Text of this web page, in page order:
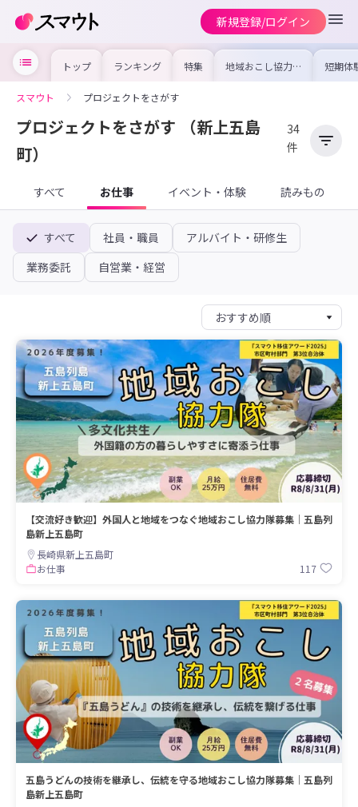
新規登録/ログイン
トップ ランキング 特集 地域おこし協力隊
の求人やイベント
を集めました！仕
けよう
短期体
り〜数
域を知
スマウト プロジェクトをさがす
プロジェクトをさがす
（新上五島
町）
34
件
すべて お仕事 イベント・体験 読みもの
すべて 社員・職員
アルバイト・研修生
業務委託
自営業・経営
【交流好き歓迎】外国人と地域をつなぐ地域おこし協力隊募集｜五島列
島新上五島町
長崎県新上五島町
お仕事
117
五島うどんの技術を継承し、伝統を守る地域おこし協力隊募集｜五島列
島新上五島町